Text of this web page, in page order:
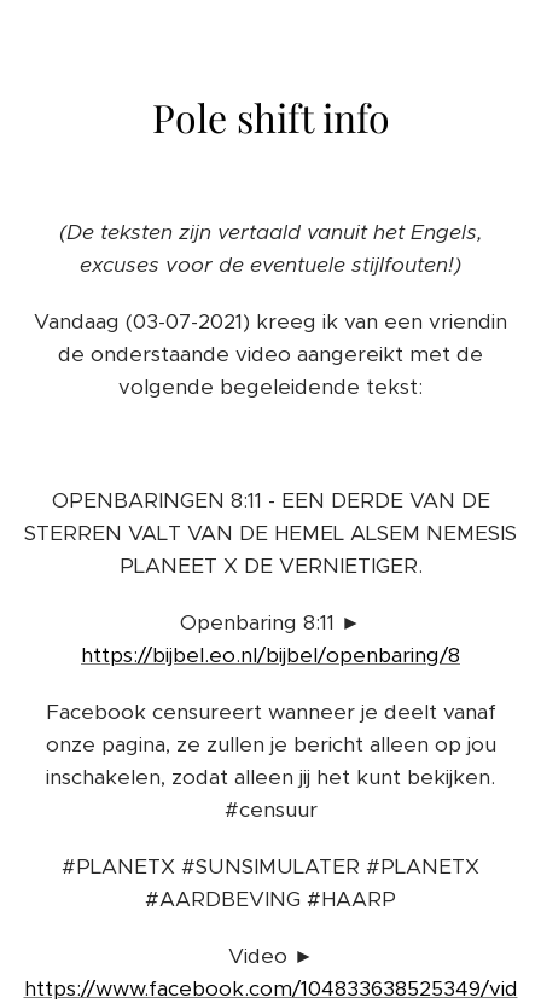
Pole shift info
(De teksten zijn vertaald vanuit het Engels,
excuses voor de eventuele stijlfouten!)
Vandaag (03-07-2021) kreeg ik van een vriendin
de onderstaande video aangereikt met de
volgende begeleidende tekst:
OPENBARINGEN 8:11 - EEN DERDE VAN DE
STERREN VALT VAN DE HEMEL ALSEM NEMESIS
PLANEET X DE VERNIETIGER.
Openbaring 8:11 ►
https://bijbel.eo.nl/bijbel/openbaring/8
Facebook censureert wanneer je deelt vanaf
onze pagina, ze zullen je bericht alleen op jou
inschakelen, zodat alleen jij het kunt bekijken.
#censuur
#PLANETX #SUNSIMULATER #PLANETX
#AARDBEVING #HAARP
Video ►
https://www.facebook.com/104833638525349/vid